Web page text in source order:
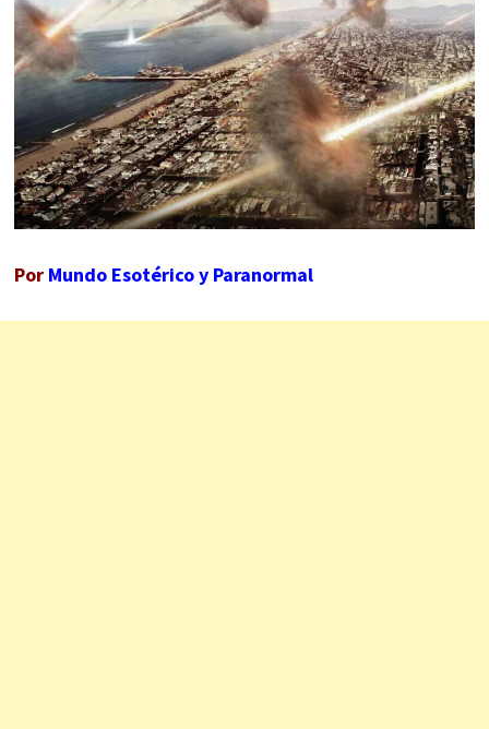
Por Mundo Esotérico y Paranormal